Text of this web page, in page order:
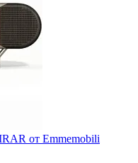
от Emmemobili